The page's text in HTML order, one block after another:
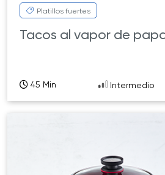
Platillos fuertes
Tacos al vapor de
45 Min Intermedio